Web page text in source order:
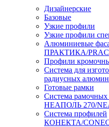
Дизайнерские
Базовые
Узкие профили
Узкие профили
Алюминиевые
ПРАКТИКА/
Профили
Система для
радиусных
Готовые рамки
Система
НЕАПОЛЬ 270/
Система профилей
КОНЕКТА/